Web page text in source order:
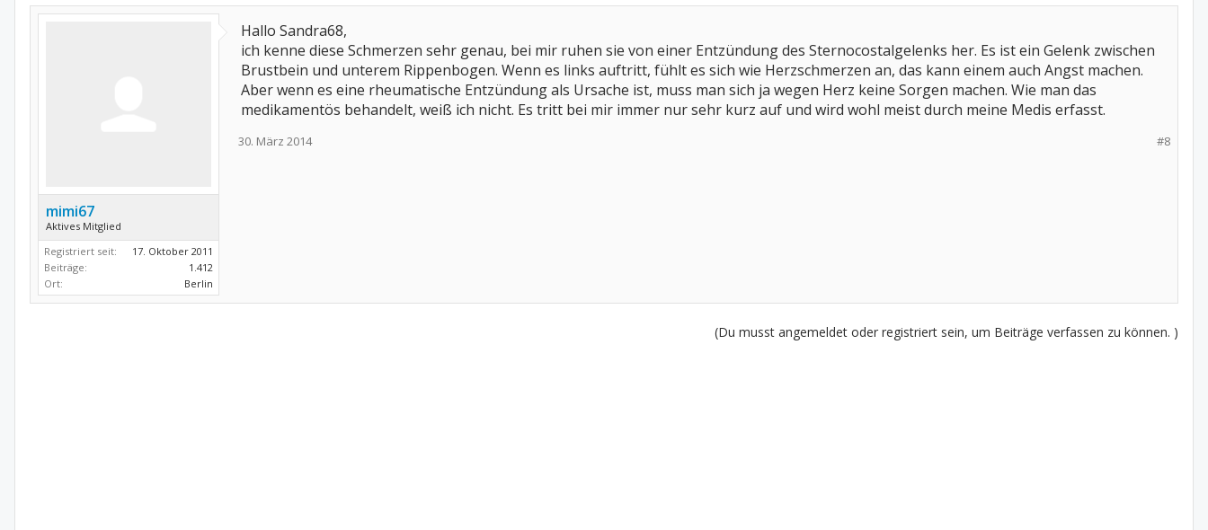
mimi67
Aktives Mitglied
Registriert seit:
17. Oktober 2011
Beiträge:
1.412
Ort:
Berlin
Hallo Sandra68,
ich kenne diese Schmerzen sehr genau, bei mir ruhen sie von einer Entzündung des Sternocostalgelenks her. Es ist ein Gelenk zwischen
Brustbein und unterem Rippenbogen. Wenn es links auftritt, fühlt es sich wie Herzschmerzen an, das kann einem auch Angst machen.
Aber wenn es eine rheumatische Entzündung als Ursache ist, muss man sich ja wegen Herz keine Sorgen machen. Wie man das
medikamentös behandelt, weiß ich nicht. Es tritt bei mir immer nur sehr kurz auf und wird wohl meist durch meine Medis erfasst.
#8
30. März 2014
(Du musst angemeldet oder registriert sein, um Beiträge verfassen zu können. )